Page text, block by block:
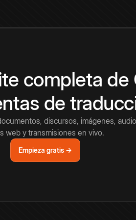
completa de
de
discursos, imágenes,
web y transmisiones en vivo.
Empieza gratis →